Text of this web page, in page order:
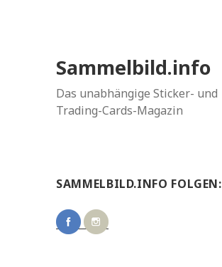
Sammelbild.info
Das unabhängige Sticker- und
Trading-Cards-Magazin
SAMMELBILD.INFO FOLGEN: